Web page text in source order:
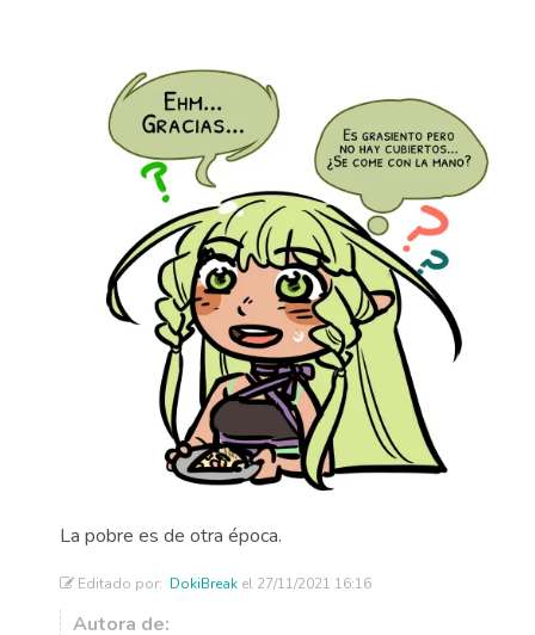
La pobre es de otra época.
Editado por: DokiBreak el 27/11/2021 16:16
Autora de: